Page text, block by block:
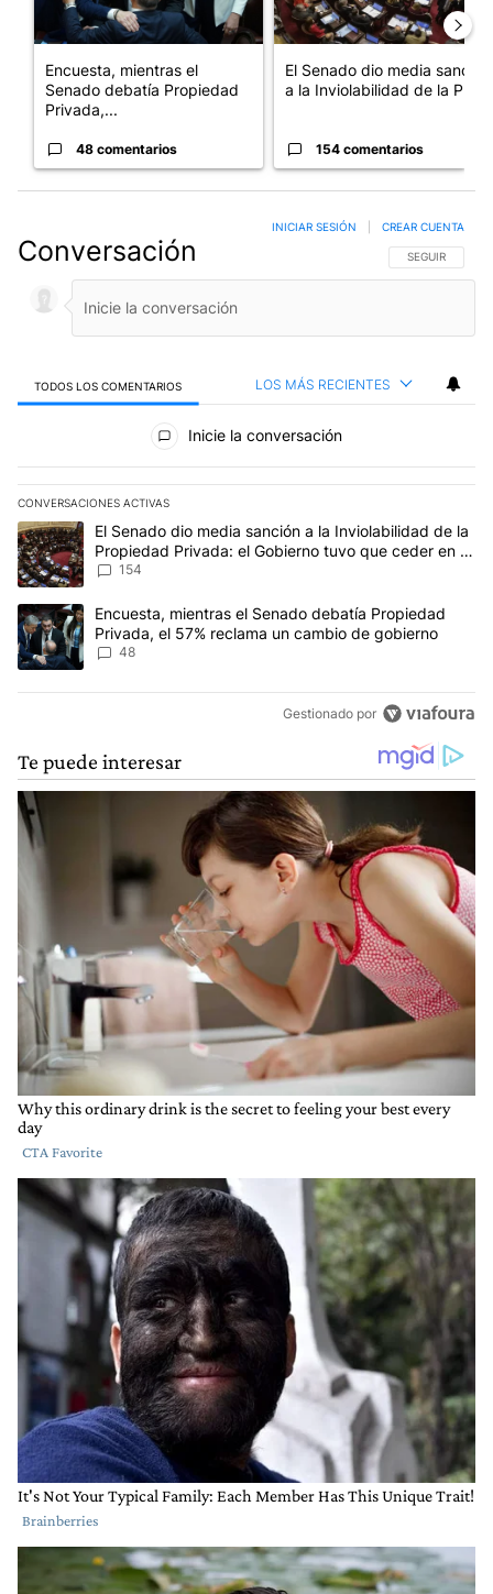
Encuesta, mientras el
Senado debatía Propiedad
Privada,...
48 comentarios
El Senado dio media sanción
a la Inviolabilidad de la P...
154 comentarios
Conversación SIGA ESTA
SEGUIR
INICIAR SESIÓN CREAR CUENTA
TODOS LOS COMENTARIOS LOS MÁS RECIENTES
Todos los comentarios
Inicie la conversación
CONVERSACIONES ACTIVAS
Este listado muestra los artículos con más comentarios en los
Un artículo de tendencia con el título "El Senado dio media
El Senado dio media sanción a la Inviolabilidad de la
Propiedad Privada: el Gobierno tuvo que ceder en la
Ley del Manejo del Fuego
154
Un artículo de tendencia con el título "Encuesta, mientras el
Encuesta, mientras el Senado debatía Propiedad
Privada, el 57% reclama un cambio de gobierno
48
Gestionado por